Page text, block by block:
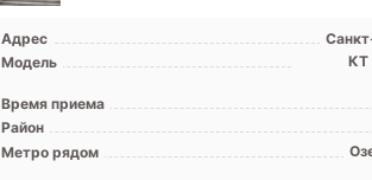
Адрес
Модель
КТ
Время приема
Район
Метро рядом